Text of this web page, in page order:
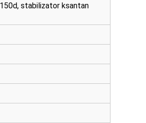
stabilizator ksantan